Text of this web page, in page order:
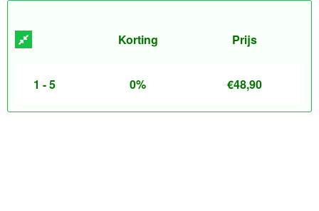
Korting Prijs
1 - 5 0% €48,90